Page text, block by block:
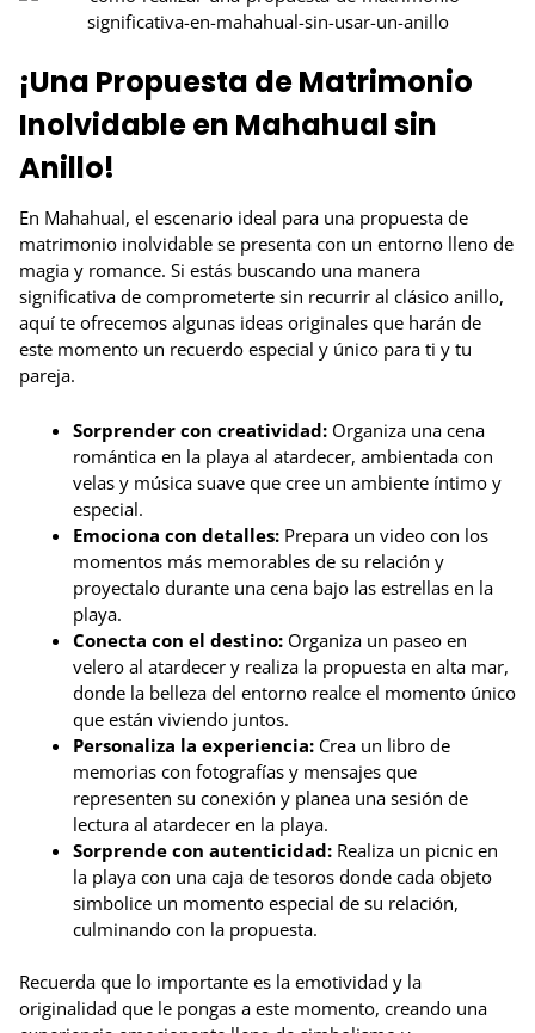
¡Una Propuesta de Matrimonio
Inolvidable en Mahahual sin
Anillo!
En Mahahual, el escenario ideal para una propuesta de
matrimonio inolvidable se presenta con un entorno lleno de
magia y romance. Si estás buscando una manera
significativa de comprometerte sin recurrir al clásico anillo,
aquí te ofrecemos algunas ideas originales que harán de
este momento un recuerdo especial y único para ti y tu
pareja.
Sorprender con creatividad: Organiza una cena
romántica en la playa al atardecer, ambientada con
velas y música suave que cree un ambiente íntimo y
especial.
Emociona con detalles: Prepara un video con los
momentos más memorables de su relación y
proyectalo durante una cena bajo las estrellas en la
playa.
Conecta con el destino: Organiza un paseo en
velero al atardecer y realiza la propuesta en alta mar,
donde la belleza del entorno realce el momento único
que están viviendo juntos.
Personaliza la experiencia: Crea un libro de
memorias con fotografías y mensajes que
representen su conexión y planea una sesión de
lectura al atardecer en la playa.
Sorprende con autenticidad: Realiza un picnic en
la playa con una caja de tesoros donde cada objeto
simbolice un momento especial de su relación,
culminando con la propuesta.
Recuerda que lo importante es la emotividad y la
originalidad que le pongas a este momento, creando una